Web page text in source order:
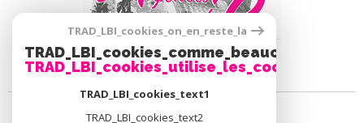
TRAD_LBI_cookies_on_en_reste_la
TRAD_LBI_cookies_utilise_les_cookies
TRAD_LBI_cookies_text1
TRAD_LBI_cookies_text2